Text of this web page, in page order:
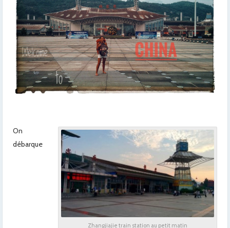
Zhangjiajie train station au petit matin
On
débarque